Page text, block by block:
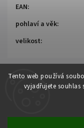
Tento web používá
vyjadřujete souhlas
EAN:
pohlaví a věk:
velikost: